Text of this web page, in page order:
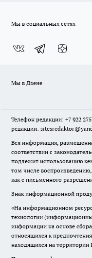
Мы в социальных сетях
Мы в Дзене
Телефон редакции: +7 922
редакции:
Вся информация,
соответствии с
подлежит использованию
том числе
как с письменного
Знак информационной
«На информационном
технологии
информации на основе
относящихся к
находящихся на территории